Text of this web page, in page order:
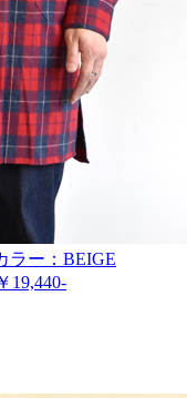
ー：BEIGE